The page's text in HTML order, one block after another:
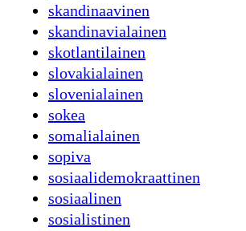
skandinaavinen
skandinavialainen
skotlantilainen
slovakialainen
slovenialainen
sokea
somalialainen
sopiva
sosiaalidemokraattinen
sosiaalinen
sosialistinen